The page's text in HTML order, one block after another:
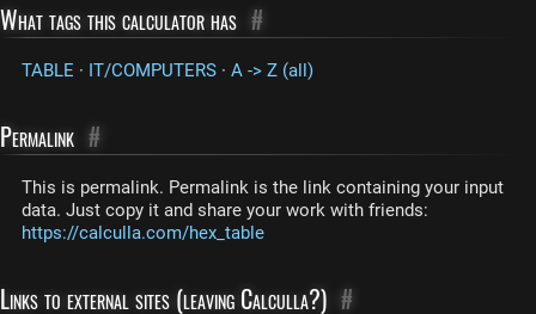
What tags this calculator has #
TABLE · IT/COMPUTERS · A -> Z (all)
Permalink #
This is permalink. Permalink is the link containing your input
data. Just copy it and share your work with friends:
https://calculla.com/hex_table
Links to external sites (leaving Calculla?) #